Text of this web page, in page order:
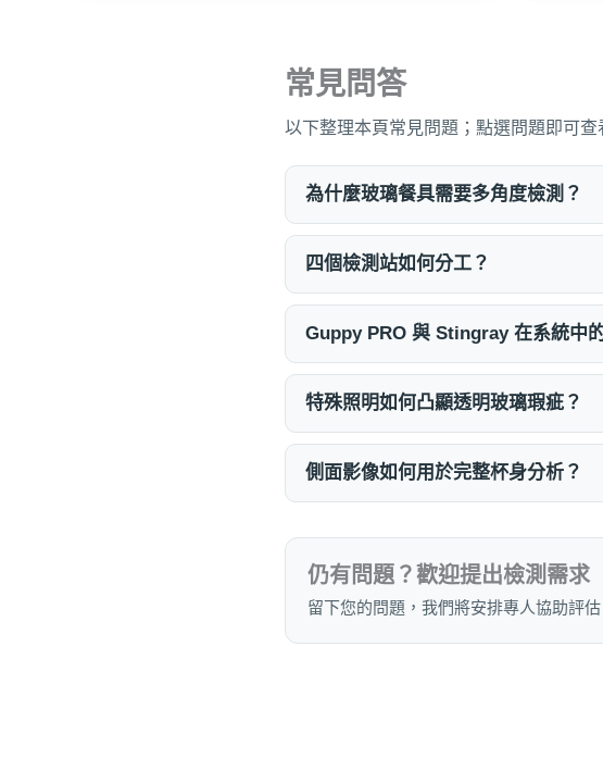
常見問答
以下整理本頁常見問題；點選問題即可查
為什麼玻璃餐具需要多角度檢測？
四個檢測站如何分工？
Guppy PRO 與 Stingray 在系統中
特殊照明如何凸顯透明玻璃瑕疵？
側面影像如何用於完整杯身分析？
仍有問題？歡迎提出檢測需求
留下您的問題，我們將安排專人協助評估